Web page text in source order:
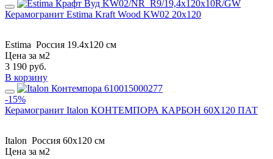
Керамогранит Estima Kraft Wood KW02 20x120
Estima Россия 19.4x120 см
Цена за м2
3 190 руб.
В корзину
-15%
Керамогранит Italon КОНТЕМПОРА КАРБОН 60X120 ПАТ
Italon Россия 60x120 см
Цена за м2